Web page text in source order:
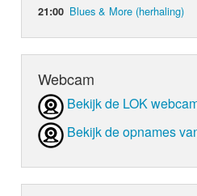
21:00 Blues & More (herhaling)
Webcam
Bekijk de LOK
Bekijk de opnames